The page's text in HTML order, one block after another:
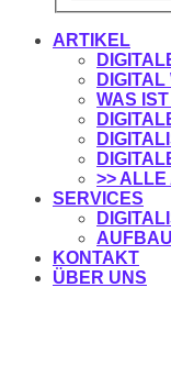
ARTIKEL
WAS
>>
SERVICES
KONTAKT
ÜBER UNS